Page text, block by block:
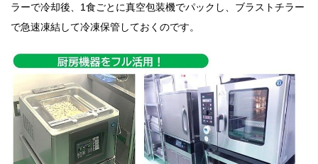
ラーで冷却後、1食ごとに真空包装機でパックし、ブラストチラー
で急速凍結して冷凍保管しておくのです。